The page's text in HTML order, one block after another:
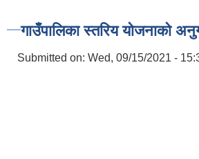
गाउँपालिका स्तरिय योजनाको
Submitted on: Wed, 09/15/2021 -